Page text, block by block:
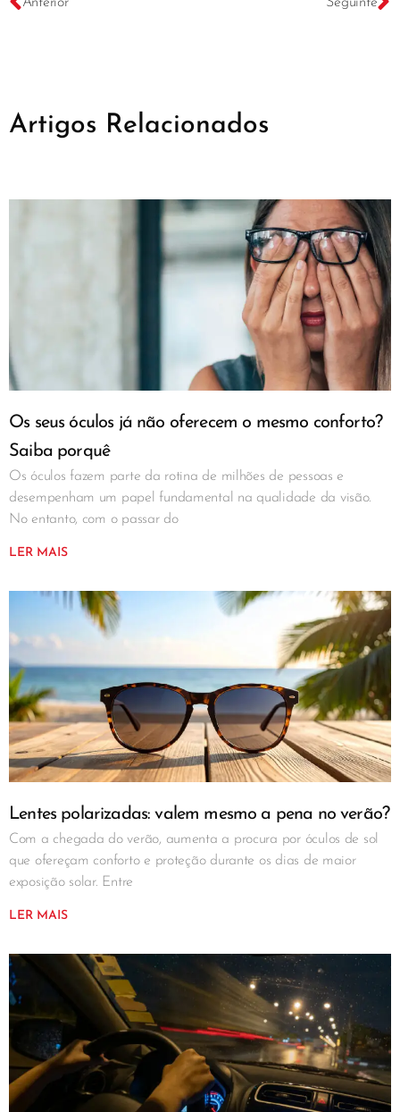
Anterior Seguinte
Artigos Relacionados
Os seus óculos já não oferecem o mesmo conforto?
Saiba porquê
Os óculos fazem parte da rotina de milhões de pessoas e
desempenham um papel fundamental na qualidade da visão.
No entanto, com o passar do
LER MAIS
Lentes polarizadas: valem mesmo a pena no verão?
Com a chegada do verão, aumenta a procura por óculos de sol
que ofereçam conforto e proteção durante os dias de maior
exposição solar. Entre
LER MAIS